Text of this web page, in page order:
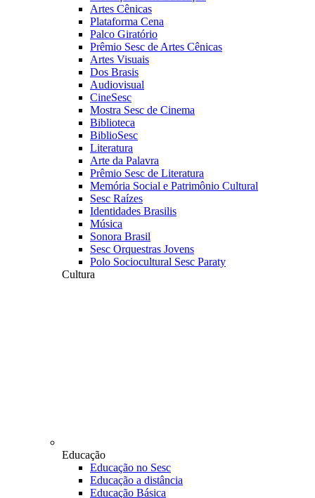
Artes Cênicas
Plataforma Cena
Palco Giratório
Prêmio Sesc de Artes Cênicas
Artes Visuais
Dos Brasis
Audiovisual
CineSesc
Mostra Sesc de Cinema
Biblioteca
BiblioSesc
Literatura
Arte da Palavra
Prêmio Sesc de Literatura
Memória Social e Patrimônio Cultural
Sesc Raízes
Identidades Brasilis
Música
Sonora Brasil
Sesc Orquestras Jovens
Polo Sociocultural Sesc Paraty
Cultura
Educação
Educação no Sesc
Educação a distância
Educação Básica